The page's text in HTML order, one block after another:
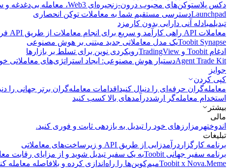
دکس پلاستوکن‌های محبوب درون-زنجیره‌ای Web3، معامله بی‌دغدغه و سریع
Launchpadدسترسی مستقیم شما به معاملات توکن انحصاری
تبدیلمبادله آنی دارایی بدون کارمزد
معاملات API
راهی کارآمد و سریع برای انجام معاملات از طریق API فراهم می‌کند.
Toobit Synapseیک مدل معاملاتی جدید مبتنی بر هوش مصنوعی
ادغام Toobit و TradingView
رویکردی نوین برای تسلط بر بازارها
Agent Trade Kitدستیار هوش مصنوعی: ایجاد استراتژی‌های معاملاتی
جوایز
کپی‌ کردن
معامله‌گران حرفه‌ای را دنبال کنید اقدامات معامله‌گران برتر جهانی را
استخدام معامله‌گر ارشددرآمد‌های بالا کسب کنید
بیشتر
مالی
اندوختهرمزارزهای خود را تبدیل به بازدهی ثابت و فوری کنید.
تبلیغات
برنامه کارگزار درآمدزایی از طریق API و زیرساخت‌های معاملاتی
برنامه سفیر جهانی Toobit
به یک سفیر تبدیل شوید و از مزایای رقابت
Toobit x Nova.Memeمیم‌کوین‌ها را راه‌اندازی کرده و بلافاصله معامله